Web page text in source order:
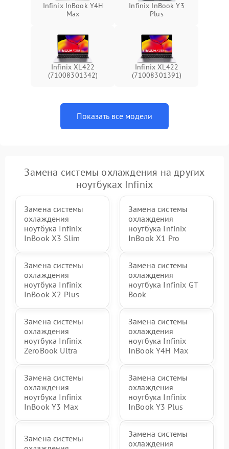
Infinix InBook Y4H
Max
Infinix InBook Y3
Plus
Infinix XL422
(71008301342)
Infinix XL422
(71008301391)
Показать все модели
Замена системы охлаждения на других
ноутбуках Infinix
Замена системы
охлаждения
ноутбука Infinix
InBook X3 Slim
Замена системы
охлаждения
ноутбука Infinix
InBook X1 Pro
Замена системы
охлаждения
ноутбука Infinix
InBook X2 Plus
Замена системы
охлаждения
ноутбука Infinix GT
Book
Замена системы
охлаждения
ноутбука Infinix
ZeroBook Ultra
Замена системы
охлаждения
ноутбука Infinix
InBook Y4H Max
Замена системы
охлаждения
ноутбука Infinix
InBook Y3 Max
Замена системы
охлаждения
ноутбука Infinix
InBook Y3 Plus
Замена системы
Замена системы
охлаждения